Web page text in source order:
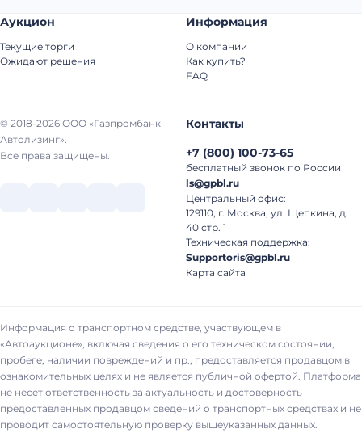
© 2018-2026 ООО «Газпромбанк
Автолизинг».
Все права защищены.
Аукцион
Текущие торги
Ожидают решения
Информация
О компании
Как купить?
FAQ
Контакты
+7 (800) 100-73-65
бесплатный звонок по России
ls@gpbl.ru
Центральный офис:
129110, г. Москва, ул. Щепкина, д.
40 стр. 1
Техническая поддержка:
Supportoris@gpbl.ru
Карта сайта
Информация о транспортном средстве, участвующем в
«Автоаукционе», включая сведения о его техническом состоянии,
пробеге, наличии повреждений и пр., предоставляется продавцом в
ознакомительных целях и не является публичной офертой. Платформа
не несет ответственность за актуальность и достоверность
предоставленных продавцом сведений о транспортных средствах и не
проводит самостоятельную проверку вышеуказанных данных.